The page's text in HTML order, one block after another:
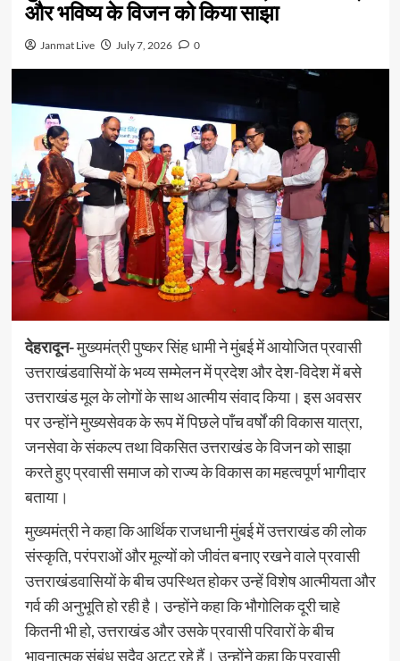
और भविष्य के विजन को किया साझा
Janmat Live July 7, 2026 0
देहरादून-मुख्यमंत्री पुष्कर सिंह धामी ने मुंबई में आयोजित प्रवासी
उत्तराखंडवासियों के भव्य सम्मेलन में प्रदेश और देश-विदेश में बसे
उत्तराखंड मूल के लोगों के साथ आत्मीय संवाद किया। इस अवसर
पर उन्होंने मुख्यसेवक के रूप में पिछले पाँच वर्षों की विकास यात्रा,
जनसेवा के संकल्प तथा विकसित उत्तराखंड के विजन को साझा
करते हुए प्रवासी समाज को राज्य के विकास का महत्वपूर्ण भागीदार
बताया।
मुख्यमंत्री ने कहा कि आर्थिक राजधानी मुंबई में उत्तराखंड की लोक
संस्कृति, परंपराओं और मूल्यों को जीवंत बनाए रखने वाले प्रवासी
उत्तराखंडवासियों के बीच उपस्थित होकर उन्हें विशेष आत्मीयता और
गर्व की अनुभूति हो रही है। उन्होंने कहा कि भौगोलिक दूरी चाहे
कितनी भी हो, उत्तराखंड और उसके प्रवासी परिवारों के बीच
भावनात्मक संबंध सदैव अटूट रहे हैं। उन्होंने कहा कि प्रवासी